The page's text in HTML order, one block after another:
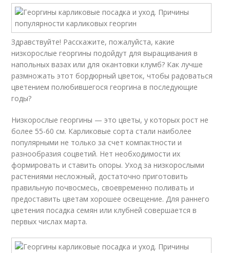
Здравствуйте! Расскажите, пожалуйста, какие
низкорослые георгины подойдут для выращивания в
напольных вазах или для окантовки клумб? Как лучше
размножать этот бордюрный цветок, чтобы радоваться
цветением полюбившегося георгина в последующие
годы?
Низкорослые георгины — это цветы, у которых рост не
более 55-60 см. Карликовые сорта стали наиболее
популярными не только за счет компактности и
разнообразия соцветий. Нет необходимости их
формировать и ставить опоры. Уход за низкорослыми
растениями несложный, достаточно приготовить
правильную почвосмесь, своевременно поливать и
предоставить цветам хорошее освещение. Для раннего
цветения посадка семян или клубней совершается в
первых числах марта.